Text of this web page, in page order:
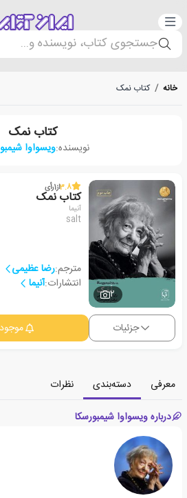
دسته‌بندی
جستجوی کتاب، نویسنده و...
خانه / کتاب نمک
کتاب نمک
نویسنده:ویسواوا
2
3.8از1رأی
کتاب نمک
آنیما
salt
مترجم:رضا عظیمی
انتشارات:آنیما
جزئیات
معرفی دسته‌بندی
نظرات
درباره ویسواوا شیمبورسکا